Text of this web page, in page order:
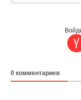
0 комментариев